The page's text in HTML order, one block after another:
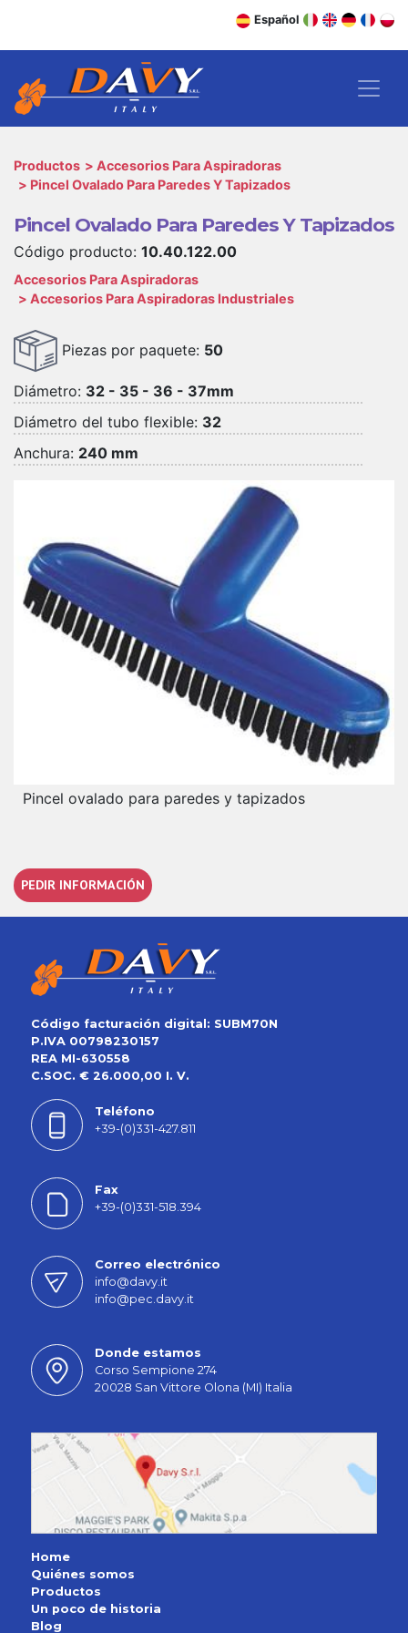
Español
Productos
Accesorios Para Aspiradoras
Pincel Ovalado Para Paredes Y Tapizados
Pincel ovalado para paredes y tapizados
PEDIR INFORMACIÓN
Pincel Ovalado Para Paredes Y Tapizados
Código producto: 10.40.122.00
Accesorios Para Aspiradoras
Accesorios Para Aspiradoras Industriales
Piezas por paquete: 50
Diámetro: 32 - 35 - 36 - 37mm
Diámetro del tubo flexible: 32
Anchura: 240 mm
Código facturación digital: SUBM70N
P.IVA 00798230157
REA MI-630558
C.SOC. € 26.000,00 I. V.
Teléfono
+39-(0)331-427.811
Fax
+39-(0)331-518.394
Correo electrónico
info@davy.it
info@pec.davy.it
Donde estamos
Corso Sempione 274
20028 San Vittore Olona (MI) Italia
Home
Quiénes somos
Productos
Un poco de historia
Blog